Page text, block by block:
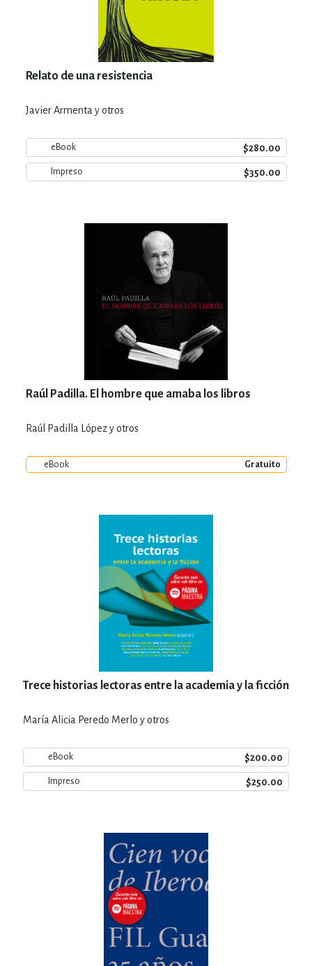
Relato de una resistencia
Javier Armenta y otros
eBook $280.00
Impreso $350.00
Raúl Padilla. El hombre que amaba los libros
Raúl Padilla López y otros
eBook Gratuito
Trece historias lectoras entre la academia y la ficción
María Alicia Peredo Merlo y otros
eBook $200.00
Impreso $250.00